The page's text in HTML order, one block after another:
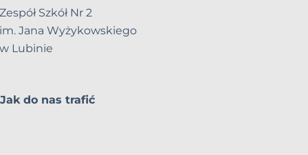
Zespół Szkół Nr 2
im. Jana Wyżykowskiego
w Lubinie
Jak do nas trafić